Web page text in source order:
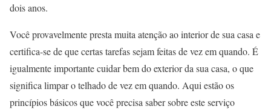
dois anos.
Você provavelmente presta muita atenção ao interior de sua casa e
certifica-se de que certas tarefas sejam feitas de vez em quando. É
igualmente importante cuidar bem do exterior da sua casa, o que
significa limpar o telhado de vez em quando. Aqui estão os
princípios básicos que você precisa saber sobre este serviço